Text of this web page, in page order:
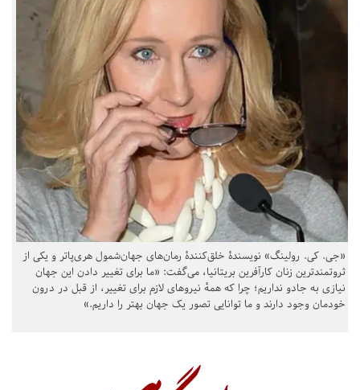
«جی. کی. رولینگ» نویسندهٔ خلق‌کنندهٔ رمان‌های جهان‌شمول هری‌پاتر و یکی از
ثروتمندترین زنان کارآفرین بریتانیا، می‌گفت: «ما برای تغییر دادن این جهان
نیازی به جادو نداریم؛ چرا که همهٔ نیروهای لازم برای تغییر، از قبل در درون
خودمان وجود دارند و ما توانایی تصور یک جهان بهتر را داریم.»